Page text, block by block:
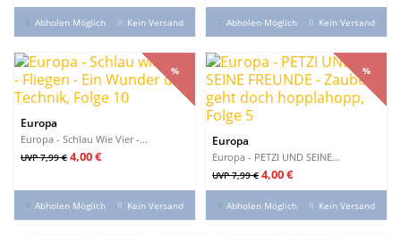
Abholen Möglich Kein Versand Abholen Möglich Kein Versand
Europa
Europa - Schlau Wie Vier -...
Verkaufspreis
UVP 7,99 €
%
Preis
4,00 €
%
Abholen Möglich Kein Versand
Europa
Europa - PETZI UND SEINE...
Verkaufspreis
UVP 7,99 €
%
Preis
4,00 €
%
Abholen Möglich Kein Versand